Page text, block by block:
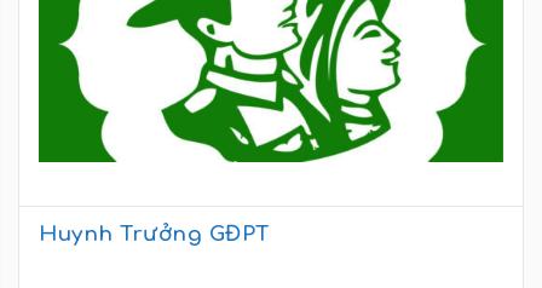
Huynh Trưởng GĐPT